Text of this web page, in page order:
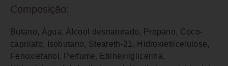
Composição:
Butano, Água, Álcool desnaturado, Propano, Coco-
caprilato, Isobutano, Steareth-21, Hidroxietilcelulose,
Fenoxietanol, Perfume, Etilhexilglicerina,